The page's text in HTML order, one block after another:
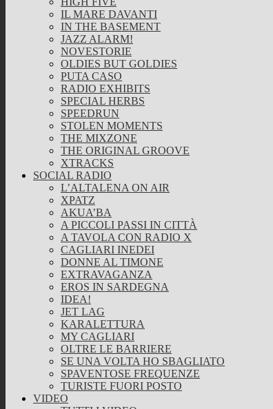
IL MARE DAVANTI
IN THE BASEMENT
JAZZ ALARM!
NOVESTORIE
OLDIES BUT GOLDIES
PUTA CASO
RADIO EXHIBITS
SPECIAL HERBS
SPEEDRUN
STOLEN MOMENTS
THE MIXZONE
THE ORIGINAL GROOVE
XTRACKS
SOCIAL RADIO
L’ALTALENA ON AIR
XPATZ
AKUA’BA
A PICCOLI PASSI IN CITTÀ
A TAVOLA CON RADIO X
CAGLIARI INEDEI
DONNE AL TIMONE
EXTRAVAGANZA
EROS IN SARDEGNA
IDEA!
JET LAG
KARALETTURA
MY CAGLIARI
OLTRE LE BARRIERE
SE UNA VOLTA HO SBAGLIATO
SPAVENTOSE FREQUENZE
TURISTE FUORI POSTO
VIDEO